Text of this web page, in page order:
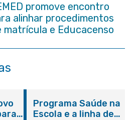
promove encontro
alinhar procedimentos
matrícula e Educacenso
Programa Saúde na
Escola e a linha de